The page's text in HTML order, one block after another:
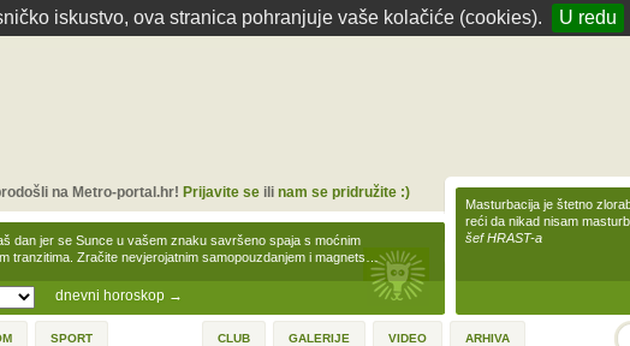
iskustvo, ova stranica pohranjuje vaše kolačiće (cookies). U redu
dnevni horoskop →
dan jer se Sunce u vašem znaku savršeno spaja s moćnim
tranzitima. Zračite nevjerojatnim samopouzdanjem i magnets…
na Metro-portal.hr! Prijavite seili nam se pridružite :)
Masturbacija je štetno
reći da nikad nisam
šef HRAST-a
SPORT CLUB GALERIJE VIDEO ARHIVA